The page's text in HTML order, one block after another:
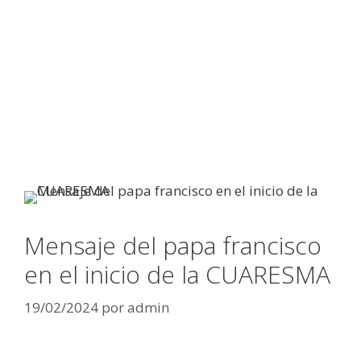
Mensaje del papa francisco
en el inicio de la CUARESMA
19/02/2024 poradmin